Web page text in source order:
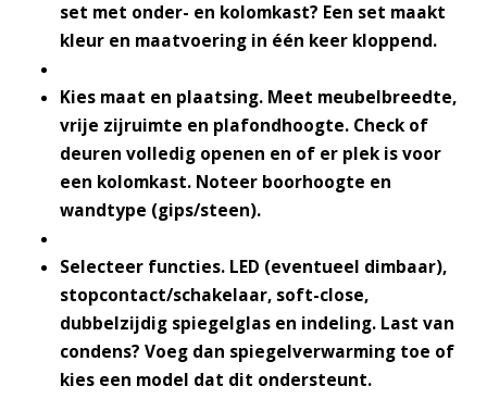
set met onder- en kolomkast? Een set maakt
kleur en maatvoering in één keer kloppend.
Kies maat en plaatsing. Meet meubelbreedte,
vrije zijruimte en plafondhoogte. Check of
deuren volledig openen en of er plek is voor
een kolomkast. Noteer boorhoogte en
wandtype (gips/steen).
Selecteer functies. LED (eventueel dimbaar),
stopcontact/schakelaar, soft-close,
dubbelzijdig spiegelglas en indeling. Last van
condens? Voeg dan spiegelverwarming toe of
kies een model dat dit ondersteunt.